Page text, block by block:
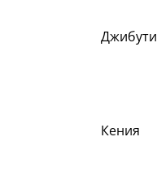
Джибути
Кения